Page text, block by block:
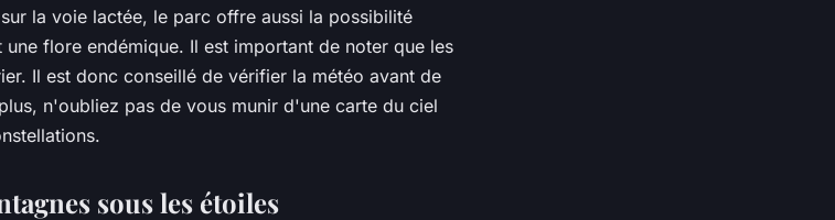
la voie lactée, le parc offre aussi la possibilité
flore endémique. Il est important de noter que les
Il est donc conseillé de vérifier la météo avant de
n'oubliez pas de vous munir d'une carte du ciel
sous les étoiles